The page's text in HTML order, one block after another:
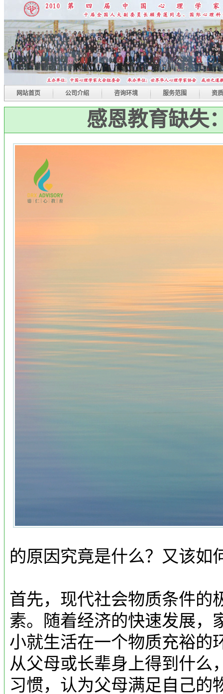
网站首页 公司介绍 咨询环境 服务范围 资
感恩教育缺失
的原因究竟是什么？又该如
首先，现代社会物质条件的
素。随着经济的快速发展，
小就生活在一个物质充裕的
从父母或长辈身上得到什么
习惯，认为父母满足自己的